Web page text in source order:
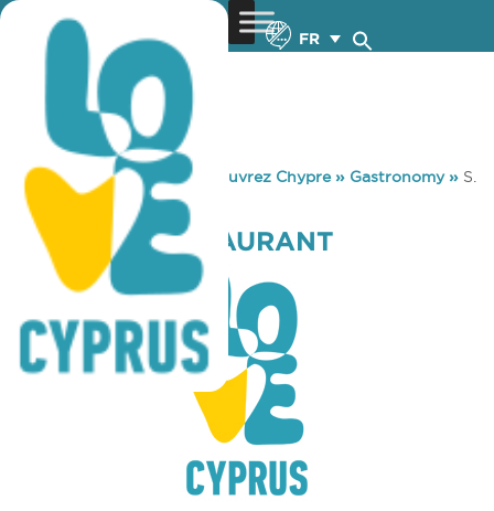
FR
You are here: Home »Découvrez Chypre» Gastronomy» S.
P. CIVIC RESTAURANT
S. P. CIVIC RESTAURANT